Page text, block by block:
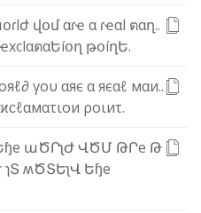
օɾlժ վօմαɾҽ α ɾҽαl ตαղ..
ҽxclαตαԵíօղ թօíղԵ.
яℓ∂ γου αяє αяєαℓ мαи..
ϰϲℓαмατιοи ροιиτ.
ɧe աԾՐʅԺՎԾՄ ԹՐe Թ
ɿՏ ʍԾՏԵʅՎ Եɧe